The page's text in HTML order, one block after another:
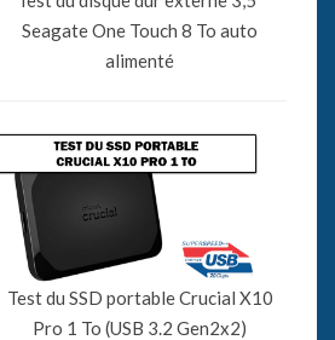
Seagate One Touch 8 To auto
alimenté
Test du SSD portable Crucial X10
Pro 1 To (USB 3.2 Gen2x2)